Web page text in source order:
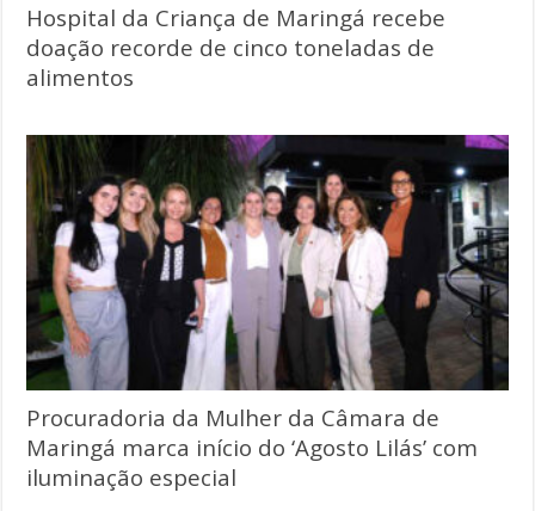
Hospital da Criança de Maringá recebe
doação recorde de cinco toneladas de
alimentos
Procuradoria da Mulher da Câmara de
Maringá marca início do ‘Agosto Lilás’ com
iluminação especial